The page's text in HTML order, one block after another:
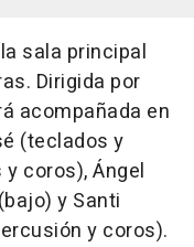
sala principal
Dirigida por
acompañada en
(teclados y
coros), Ángel
y Santi
y coros).